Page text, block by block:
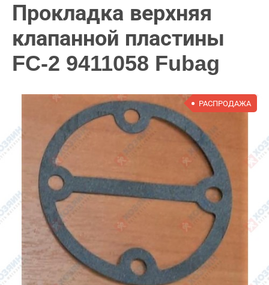
Прокладка верхняя
клапанной пластины
FC-2 9411058 Fubag
РАСПРОДАЖА